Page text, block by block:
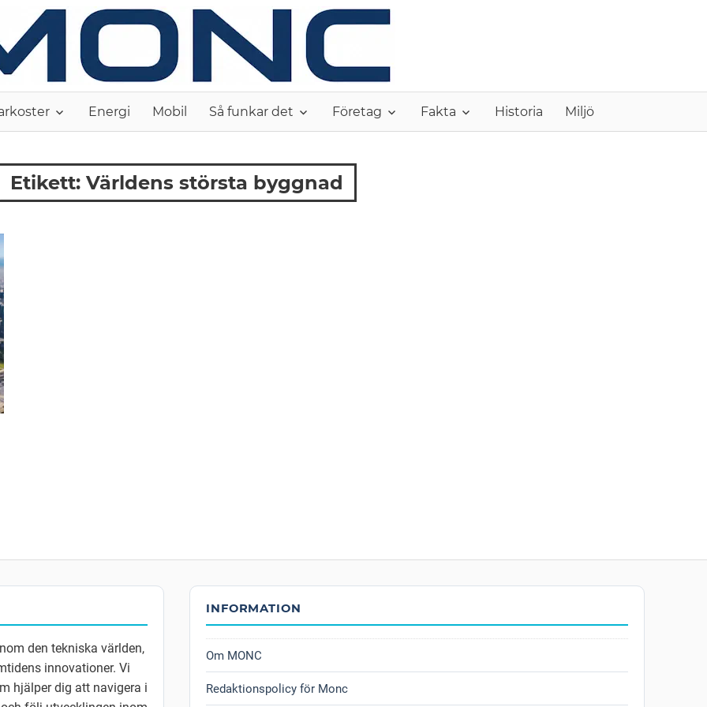
Energi Mobil Så funkar det Företag Fakta Historia Miljö
Etikett: Världens största byggnad
den tekniska världen,
innovationer. Vi
hjälper dig att navigera i
INFORMATION
Om MONC
Redaktionspolicy för Monc